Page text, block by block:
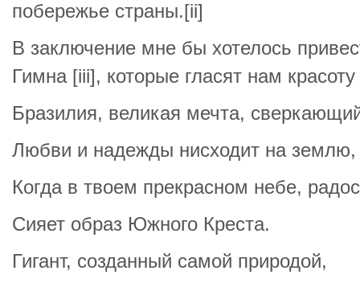
побережье страны.[ii]
В заключение мне бы хотелось
Гимна [iii], которые гласят нам
Бразилия, великая мечта,
Любви и надежды нисходит на землю,
Когда в твоем прекрасном небе,
Сияет образ Южного Креста.
Гигант, созданный самой природой,